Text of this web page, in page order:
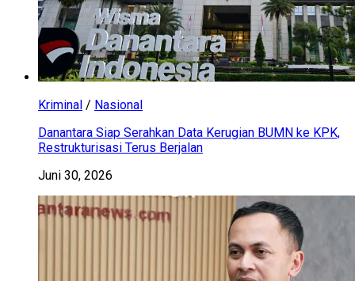
Kriminal / Nasional
Danantara Siap Serahkan Data Kerugian BUMN ke KPK,
Restrukturisasi Terus Berjalan
Juni 30, 2026